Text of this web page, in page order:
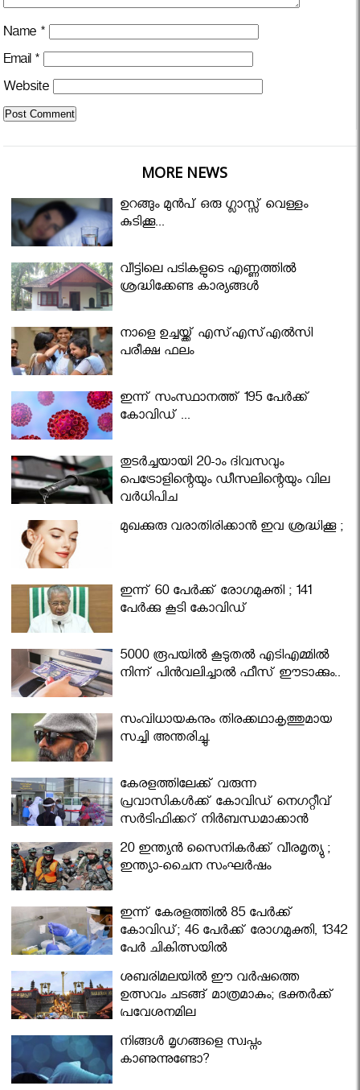
Name *
Email *
Website
MORE NEWS
ഉറങ്ങും മുന്‍പ് ഒരു ഗ്ലാസ്സ് വെള്ളം
കുടിക്കൂ...
വീട്ടിലെ പടികളുടെ എണ്ണത്തിൽ
ശ്രദ്ധിക്കേണ്ട കാര്യങ്ങൾ
നാളെ ഉച്ചയ്ക്ക് എസ്എസ്എല്‍സി
പരീക്ഷ ഫലം
ഇന്ന് സംസ്ഥാനത്ത് 195 പേര്‍ക്ക്
കോവിഡ് ...
തുടർച്ചയായി 20-ാം ദിവസവും
പെട്രോളിന്റെയും ഡീസലിന്റെയും വില
വര്‍ധിപ്പിച്ചു
മുഖക്കുരു വരാതിരിക്കാന്‍ ഇവ ശ്രദ്ധിക്കൂ ;
ഇന്ന് 60 പേർക്ക് രോഗമുക്തി ; 141
പേര്‍ക്കു കൂടി കോവിഡ്
5000 രൂപയിൽ കൂടുതൽ എടിഎമ്മിൽ
നിന്ന് പിൻവലിച്ചാൽ ഫീസ് ഈടാക്കും..
സംവിധായകനും തിരക്കഥാകൃത്തുമായ
സച്ചി അന്തരിച്ചു.
കേരളത്തിലേക്ക് വരുന്ന
പ്രവാസികള്‍ക്ക് കോവിഡ് നെഗറ്റീവ്
സര്‍ട്ടിഫിക്കറ്റ് നിർബന്ധമാക്കാൻ
മന്ത്രിസഭ
20 ഇന്ത്യൻ സൈനികർക്ക് വീരമൃത്യു ;
ഇന്ത്യാ-ചൈന സംഘർഷം
ഇന്ന് കേരളത്തിൽ 85 പേർക്ക്
കോവിഡ്; 46 പേർക്ക് രോഗമുക്തി, 1342
പേർ ചികിത്സയിൽ
ശബരിമലയില്‍ ഈ വർഷത്തെ
ഉത്സവം ചടങ്ങ് മാത്രമാകും; ഭക്തർക്ക്
പ്രവേശനമില്ല
നിങ്ങള്‍ മൃഗങ്ങളെ സ്വപ്നം
കാണുന്നുണ്ടോ?